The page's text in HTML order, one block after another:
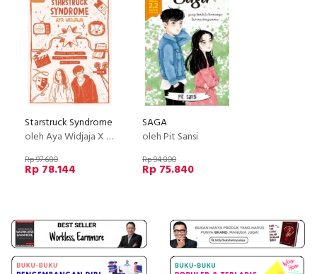
Starstruck Syndrome
oleh Aya Widjaja X Arumi E
Rp 97.680
Rp 78.144
SAGA
oleh Pit Sansi
Rp 94.800
Rp 75.840